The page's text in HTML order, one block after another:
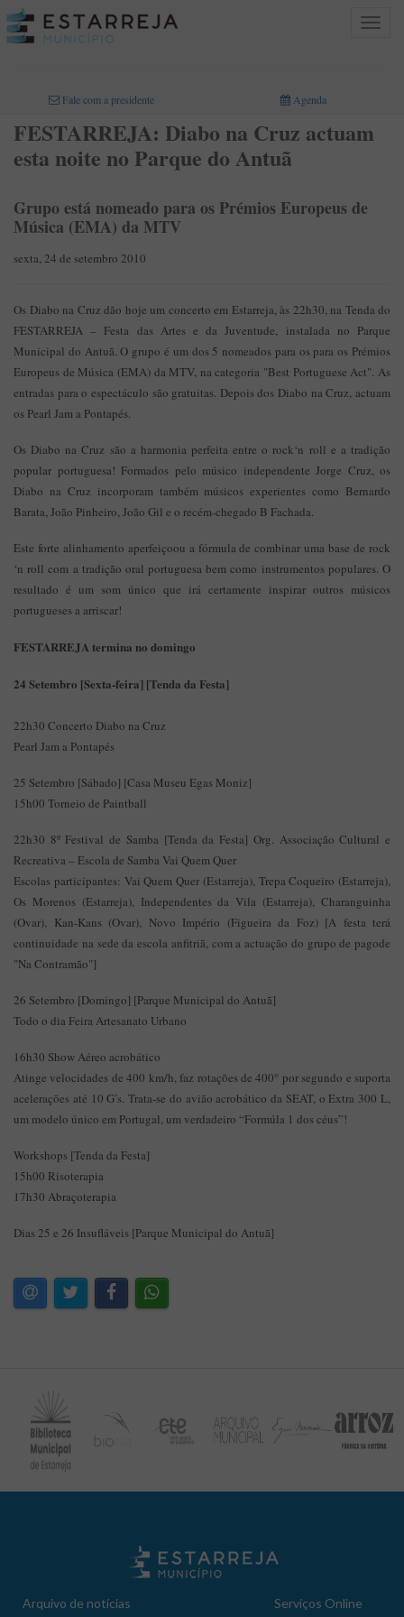
Toggle
Fale com a presidente Agenda
FESTARREJA: Diabo na Cruz actuam
esta noite no Parque do Antuã
Grupo está nomeado para os Prémios Europeus de
Música (EMA) da MTV
sexta, 24 de setembro 2010
Os Diabo na Cruz dão hoje um concerto em Estarreja, às 22h30, na Tenda do
FESTARREJA – Festa das Artes e da Juventude, instalada no Parque
Municipal do Antuã. O grupo é um dos 5 nomeados para os para os Prémios
Europeus de Música (EMA) da MTV, na categoria "Best Portuguese Act". As
entradas para o espectáculo são gratuitas. Depois dos Diabo na Cruz, actuam
os Pearl Jam a Pontapés.
Os Diabo na Cruz são a harmonia perfeita entre o rock‘n roll e a tradição
popular portuguesa! Formados pelo músico independente Jorge Cruz, os
Diabo na Cruz incorporam também músicos experientes como Bernardo
Barata, João Pinheiro, João Gil e o recém-chegado B Fachada.
Este forte alinhamento aperfeiçoou a fórmula de combinar uma base de rock
‘n roll com a tradição oral portuguesa bem como instrumentos populares. O
resultado é um som único que irá certamente inspirar outros músicos
portugueses a arriscar!
FESTARREJA termina no domingo
24 Setembro [Sexta-feira] [Tenda da Festa]
22h30 Concerto Diabo na Cruz
Pearl Jam a Pontapés
25 Setembro [Sábado] [Casa Museu Egas Moniz]
15h00 Torneio de Paintball
22h30 8º Festival de Samba [Tenda da Festa] Org. Associação Cultural e
Recreativa – Escola de Samba Vai Quem Quer
Escolas participantes: Vai Quem Quer (Estarreja), Trepa Coqueiro (Estarreja),
Os Morenos (Estarreja), Independentes da Vila (Estarreja), Charanguinha
(Ovar), Kan-Kans (Ovar), Novo Império (Figueira da Foz) [A festa terá
continuidade na sede da escola anfitriã, com a actuação do grupo de pagode
"Na Contramão"]
26 Setembro [Domingo] [Parque Municipal do Antuã]
Todo o dia Feira Artesanato Urbano
16h30 Show Aéreo acrobático
Atinge velocidades de 400 km/h, faz rotações de 400° por segundo e suporta
acelerações até 10 G’s. Trata-se do avião acrobático da SEAT, o Extra 300 L,
um modelo único em Portugal, um verdadeiro “Formúla 1 dos céus”!
Workshops [Tenda da Festa]
15h00 Risoterapia
17h30 Abraçoterapia
Dias 25 e 26 Insufláveis [Parque Municipal do Antuã]
Arquivo de notícias Serviços Online